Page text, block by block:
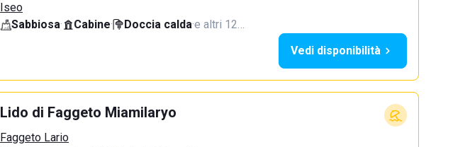
Iseo
Sabbiosa· Cabine· Doccia calda·e altri 12…
Vedi disponibilità
Lido di Faggeto Miamilaryo
Faggeto Lario